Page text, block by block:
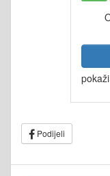
Podijeli